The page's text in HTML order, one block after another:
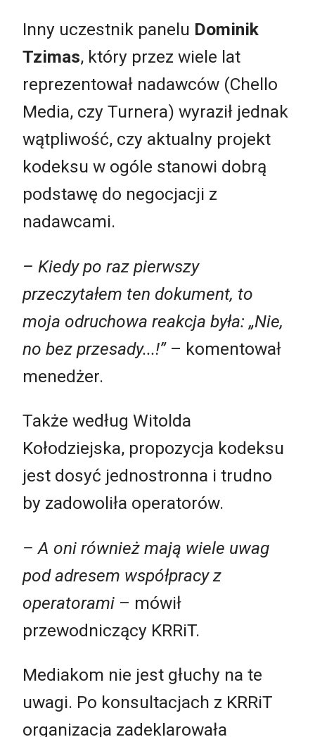
Inny uczestnik panelu Dominik
Tzimas, który przez wiele lat
reprezentował nadawców (Chello
Media, czy Turnera) wyraził jednak
wątpliwość, czy aktualny projekt
kodeksu w ogóle stanowi dobrą
podstawę do negocjacji z
nadawcami.
– Kiedy po raz pierwszy
przeczytałem ten dokument, to
moja odruchowa reakcja była: „Nie,
no bez przesady...!”– komentował
menedżer.
Także według Witolda
Kołodziejska, propozycja kodeksu
jest dosyć jednostronna i trudno
by zadowoliła operatorów.
– A oni również mają wiele uwag
pod adresem współpracy z
operatorami – mówił
przewodniczący KRRiT.
Mediakom nie jest głuchy na te
uwagi. Po konsultacjach z KRRiT
organizacja zadeklarowała